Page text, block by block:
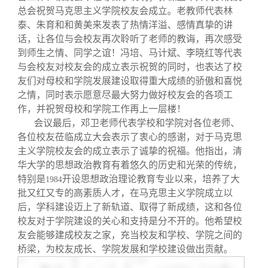
总会祝贺马克思主义学院校友会成立。老教师代表林
泰、朱育和和黄美来发表了热情洋溢、感情真挚的讲
话，让各位与会校友再次聆听了老师的教诲，再次感受
到师生之情、同学之谊！冯培、马计斌、李晓红等代表
与会校友对校友会的成立表示祝贺的同时，也表达了校
友们对母校和学院发展建设取得重大成绩的骄傲和喜悦
之情，同时表示愿意尽最大努力做好校友会的各项工
作，并祝贺母校和学院工作再上一层楼！
会议最后，邓卫老师代表学校和学院对各位老师、
各位校友莅临成立大会表示了衷心的感谢，对于马克思
主义学院校友会的成立表示了诚挚的祝福。他指出，清
华大学的思想政治教育有着悠久的历史和光荣的传统，
特别是1984开设思想政治理论教育专业以来，培养了大
批又红又专的高素质人才，在马克思主义学院成立以
后，学科建设迈上了新轨道、取得了新成绩，这和各位
校友对于学院建设的关心和支持是分不开的。他希望校
友会能够建成校友之家，充当校友和学校、学院之间的
桥梁，为校友成长、学院发展和学校建设做出贡献。